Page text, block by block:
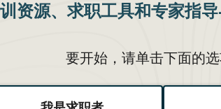
资源、求职工具和专家指
要开始，请单击下面的选